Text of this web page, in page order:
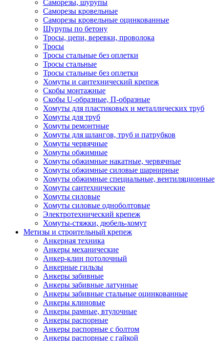
Саморезы, шурупы
Саморезы кровельные
Саморезы кровельные оцинкованные
Шурупы по бетону
Тросы, цепи, веревки, проволока
Тросы
Тросы стальные без оплетки
Тросы стальные
Тросы стальные без оплетки
Хомуты и сантехнический крепеж
Скобы монтажные
Скобы U-образные, П-образные
Хомуты для пластиковых и металлических труб
Хомуты для труб
Хомуты ремонтные
Хомуты для шлангов, труб и патрубков
Хомуты червячные
Хомуты обжимные
Хомуты обжимные накатные, червячные
Хомуты обжимные силовые шарнирные
Хомуты обжимные специальные, вентиляционные
Хомуты сантехнические
Хомуты силовые
Хомуты силовые одноболтовые
Электротехнический крепеж
Хомуты-стяжки, дюбель-хомут
Метизы и строительный крепеж
Анкерная техника
Анкеры механические
Анкер-клин потолочный
Анкерные гильзы
Анкеры забивные
Анкеры забивные латунные
Анкеры забивные стальные оцинкованные
Анкеры клиновые
Анкеры рамные, втулочные
Анкеры распорные
Анкеры распорные с болтом
Анкеры распорные с гайкой